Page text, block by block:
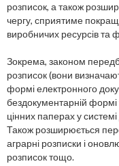
розписок, а також
чергу, сприятиме
виробничих ресурсів та
Зокрема, законом
розписок (вони
формі електронного
бездокументарній формі
цінних паперах у
Також розширюється
аграрні розписки і
розписок тощо.